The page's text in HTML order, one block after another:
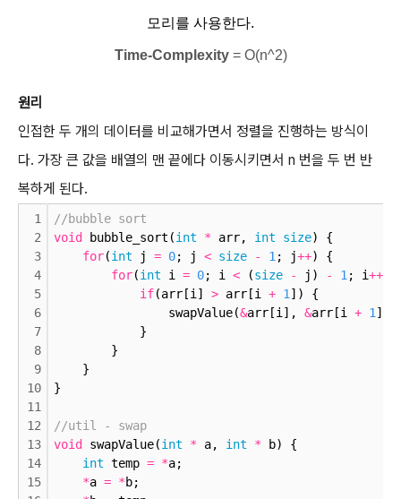
모리를 사용한다.
Time-Complexity= O(n^2)
원리
인접한 두 개의 데이터를 비교해가면서 정렬을 진행하는 방식이
다. 가장 큰 값을 배열의 맨 끝에다 이동시키면서 n 번을 두 번 반
복하게 된다.
1
2
3
4
5
6
7
8
9
10
11
12
13
14
15
//bubble sort
void
bubble_sort(int * arr, int size) {
for(int j = 0; j < size - 1; j++) {
for(int i = 0; i < (size - j) - 1; i++
if(arr[i] > arr[i + 1]) {
swapValue(&arr[i], &arr[i + 1]);
}
}
}
}
//util - swap
void
swapValue(int * a, int * b) {
int temp = *a;
*a = *b;